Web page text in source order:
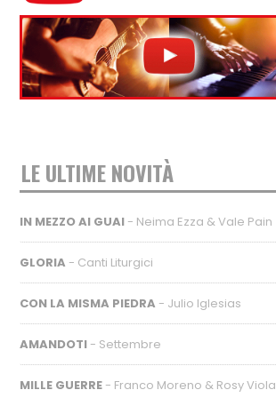
LE ULTIME NOVITÀ
IN MEZZO AI GUAI - Neima Ezza & Vale Pain
GLORIA - Canti Liturgici
CON LA MISMA PIEDRA - Julio Iglesias
AMANDOTI - Settembre
MILLE GUERRE - Franco Moreno & Rosy Viola